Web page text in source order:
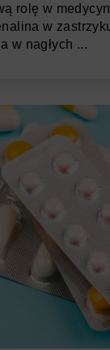
rolę w
w
w nagłych ...